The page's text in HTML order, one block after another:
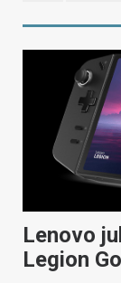
Lenovo
Legion